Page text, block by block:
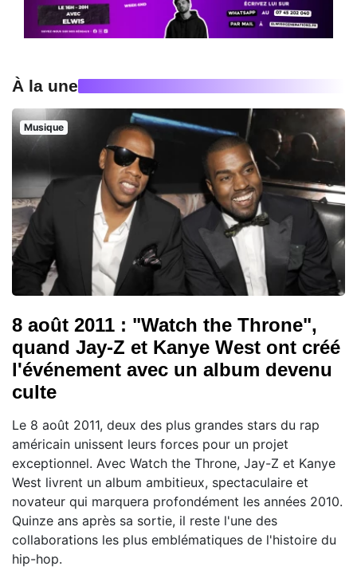
À la une
Musique
8 août 2011 : "Watch the Throne",
quand Jay-Z et Kanye West ont créé
l'événement avec un album devenu
culte
Le 8 août 2011, deux des plus grandes stars du rap
américain unissent leurs forces pour un projet
exceptionnel. Avec Watch the Throne, Jay-Z et Kanye
West livrent un album ambitieux, spectaculaire et
novateur qui marquera profondément les années 2010.
Quinze ans après sa sortie, il reste l'une des
collaborations les plus emblématiques de l'histoire du
hip-hop.